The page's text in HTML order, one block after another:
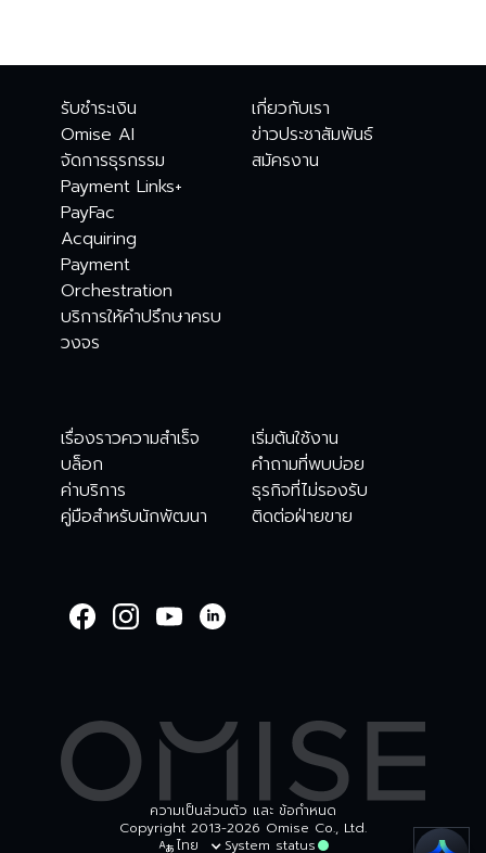
รับชำระเงิน
Omise AI
จัดการธุรกรรม
Payment Links+
PayFac
Acquiring
Payment
Orchestration
บริการให้คำปรึกษาครบ
วงจร
เกี่ยวกับเรา
ข่าวประชาสัมพันธ์
สมัครงาน
เรื่องราวความสำเร็จ
บล็อก
ค่าบริการ
คู่มือสำหรับนักพัฒนา
เริ่มต้นใช้งาน
คำถามที่พบบ่อย
ธุรกิจที่ไม่รองรับ
ติดต่อฝ่ายขาย
ความเป็นส่วนตัว และ ข้อกำหนด
Copyright 2013-2026 Omise Co., Ltd.
ไทย
System status
OMISE SUPPORT.
HOW CAN WE